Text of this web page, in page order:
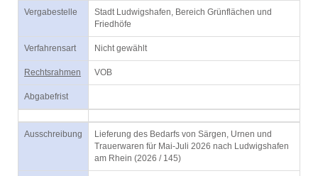
Vergabestelle
Stadt Ludwigshafen, Bereich Grünflächen und
Friedhöfe
Verfahrensart Nicht gewählt
Rechtsrahmen VOB
Abgabefrist
Ausschreibung
Lieferung des Bedarfs von Särgen, Urnen und
Trauerwaren für Mai-Juli 2026 nach Ludwigshafen
am Rhein (2026 / 145)